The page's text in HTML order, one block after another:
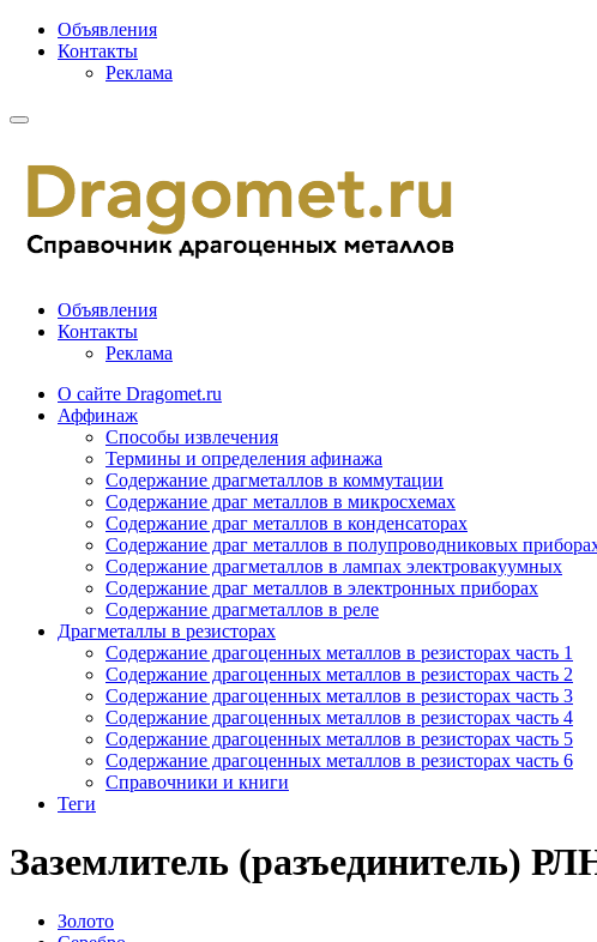
Объявления
Контакты
Реклама
Объявления
Контакты
Реклама
О сайте Dragomet.ru
Аффинаж
Способы извлечения
Термины и определения афинажа
Содержание драгметаллов в коммутации
Содержание драг металлов в микросхемах
Содержание драг металлов в конденсаторах
Содержание драг металлов в полупроводниковых
Содержание драгметаллов в лампах электровакуумных
Содержание драг металлов в электронных приборах
Содержание драгметаллов в реле
Драгметаллы в резисторах
Содержание драгоценных металлов в резисторах часть 1
Содержание драгоценных металлов в резисторах часть 2
Содержание драгоценных металлов в резисторах часть 3
Содержание драгоценных металлов в резисторах часть 4
Содержание драгоценных металлов в резисторах часть 5
Содержание драгоценных металлов в резисторах часть 6
Справочники и книги
Теги
Заземлитель (разъединитель)
Золото